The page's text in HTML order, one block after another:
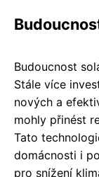
Budoucnost
Stále více
nových a
mohly přinést
Tato
domácnosti i
pro snížení